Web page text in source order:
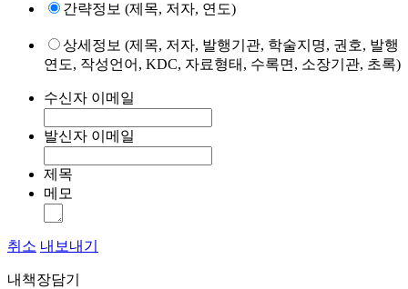
간략정보 (제목, 저자, 연도)
상세정보 (제목, 저자, 발행기관, 학술지명, 권호, 발행
연도, 작성언어, KDC, 자료형태, 수록면, 소장기관, 초록)
수신자 이메일
발신자 이메일
제목
메모
취소 내보내기
내책장담기